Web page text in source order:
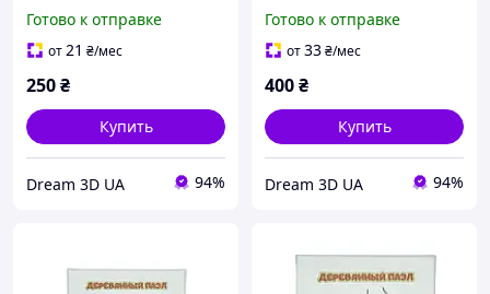
деталями Пазл-
головоломка с пластика
Готово к отправке
от21 ₴/мес
250₴
Купить
Dream 3D UA 94%
Пластиковая головоломка
с пластика для взрослых
Готово к отправке
от33₴/мес
400₴
Купить
Dream 3D UA 94%